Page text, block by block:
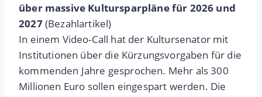
über massive Kultursparpläne für 2026 und
2027(Bezahlartikel)
In einem Video-Call hat der Kultursenator mit
Institutionen über die Kürzungsvorgaben für die
kommenden Jahre gesprochen. Mehr als 300
Millionen Euro sollen eingespart werden. Die